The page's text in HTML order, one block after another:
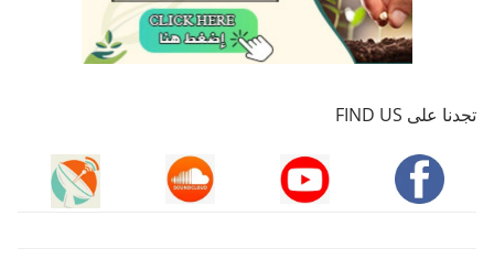
تجدنا على FIND US